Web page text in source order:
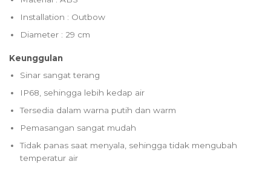
Installation : Outbow
Diameter : 29 cm
Keunggulan
Sinar sangat terang
IP68, sehingga lebih kedap air
Tersedia dalam warna putih dan warm
Pemasangan sangat mudah
Tidak panas saat menyala, sehingga tidak mengubah
temperatur air